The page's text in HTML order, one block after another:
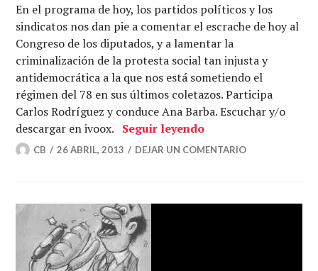
En el programa de hoy, los partidos políticos y los
sindicatos nos dan pie a comentar el escrache de hoy al
Congreso de los diputados, y a lamentar la
criminalización de la protesta social tan injusta y
antidemocrática a la que nos está sometiendo el
régimen del 78 en sus últimos coletazos. Participa
Carlos Rodríguez y conduce Ana Barba. Escuchar y/o
descargar en ivoox. Seguir leyendoConstitución
CB 26 ABRIL, 2013 DEJAR UN COMENTARIO